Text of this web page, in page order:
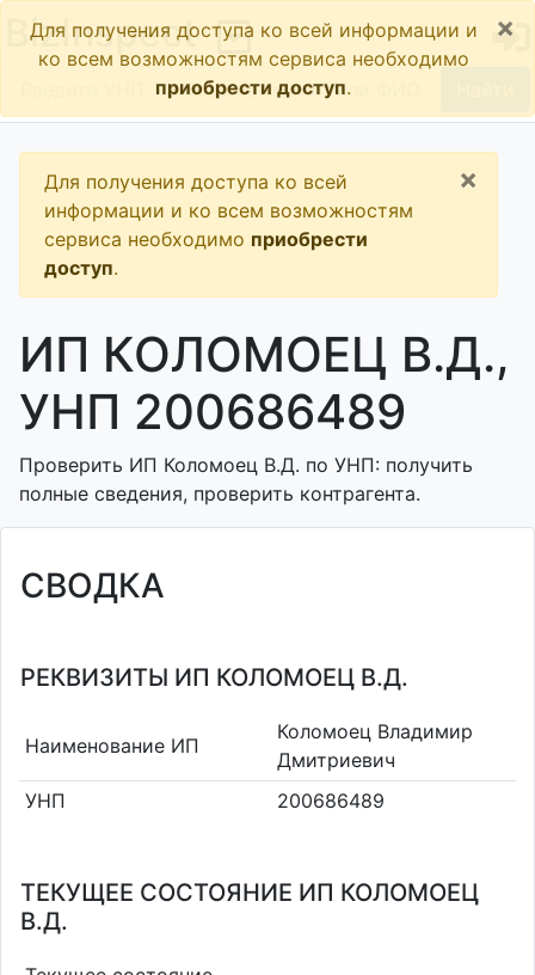
BizInspect
Для получения доступа ко всей информации и
ко всем возможностям сервиса необходимо
приобрести доступ.
×
Для получения доступа ко всей
информации и ко всем возможностям
сервиса необходимо приобрести
доступ.
×
ИП КОЛОМОЕЦ В.Д.,
УНП 200686489
Проверить ИП Коломоец В.Д. по УНП: получить
полные сведения, проверить контрагента.
СВОДКА
РЕКВИЗИТЫ ИП КОЛОМОЕЦ В.Д.
Наименование ИП
Коломоец Владимир
Дмитриевич
УНП
200686489
ТЕКУЩЕЕ СОСТОЯНИЕ ИП КОЛОМОЕЦ
В.Д.